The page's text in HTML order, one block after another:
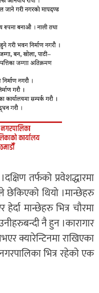
तर्फको प्रवेशद्धारमा
छेकिएको थियो ।मान्छेहरु
मान्छेहरु भित्र चौरमा
नै हुन ।कारागार
क्यारेन्टिनमा राखिएका
भित्र रहेको एक